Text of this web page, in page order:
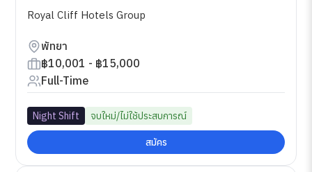
Royal Cliff Hotels Group
พัทยา
฿10,001 - ฿15,000
Full-Time
Night Shift จบใหม่/ไม่ใช้ประสบการณ์
สมัคร